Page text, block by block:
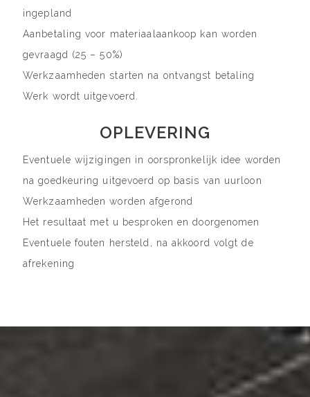
ingepland
Aanbetaling voor materiaalaankoop kan worden
gevraagd (25 – 50%)
Werkzaamheden starten na ontvangst betaling
Werk wordt uitgevoerd.
OPLEVERING
Eventuele wijzigingen in oorspronkelijk idee worden
na goedkeuring uitgevoerd op basis van uurloon
Werkzaamheden worden afgerond
Het resultaat met u besproken en doorgenomen
Eventuele fouten hersteld, na akkoord volgt de
afrekening